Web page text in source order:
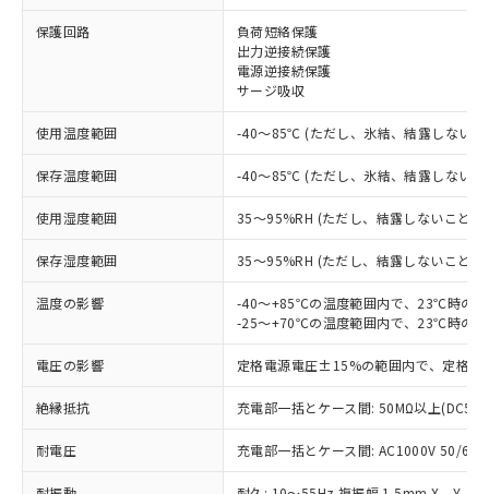
保護回路
負荷短絡保護
出力逆接続保護
電源逆接続保護
サージ吸収
使用温度範囲 -40～85℃ (ただし、氷結、結露しないこ
保存温度範囲 -40～85℃ (ただし、氷結、結露しないこ
使用湿度範囲 35～95%RH (ただし、結露しないこと)
保存湿度範囲 35～95%RH (ただし、結露しないこと)
温度の影響
-40～+85℃の温度範囲内で、23℃時の
-25～+70℃の温度範囲内で、23℃時の
電圧の影響 定格電源電圧±15%の範囲内で、定格
絶縁抵抗 充電部一括とケース間: 50MΩ以上
耐電圧 充電部一括とケース間: AC1000V 50/
ご利用条件
以下の条件をお読みいただき、同意のうえ
ご利用ください。
本サービスは、当社制御機器事業取扱
商品の当社在庫状況および標準価格
(税抜)を提供させていただくもので
当社制御機器事業取扱商品の中には、
本サービスの対象外となる商品もある
ことをご了承ください。
在庫状況および標準価格照会結果は、
記載している更新日時点での社内デー
※1 対応状況
対応済み：EU RoHS指令（10物質）の
非含有に対応した製品が提供可能な商品で
す。
対応予定：EU RoHS指令（10物質）の非含
有に対応した製品に切り替える予定のある
対応予定なし：EU RoHS指令（10物質）の
非含有に非対応の商品で、対応品を出す予
定はありません。
調査・確認中：EU RoHS指令（10物質）の
非含有の対応状況を調査中または確認中の
非該当品：ライセンス料など無形物で、有
仕入先様の事情により、非含有部品として
いたものが、含有品と判明した場合などや
むを得ず変更することがあります。
※1 中国RoHS○×表
「○」：最大均質材料含有率が中国RoHSの
基準値以下であることを示します。
「×」：最大均質材料含有率が中国RoHSの
「－」：未確認です。当社販売部門へお問
い合わせください。
当社は、これら貴社製品のうち、外国
為替および外国貿易法に定める商品
（以下｢規制貨物等」という）を輸出